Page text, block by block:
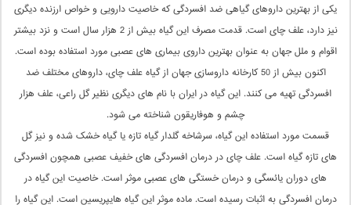
یکی از بهترین داروهای گیاهی ضد افسردگی که خاصیت دارویی و خواص ارزنده دیگری
نیز دارد، علف چای است. قدمت مصرف این گیاه بیش از 2 هزار سال است و نزد بیشتر
اقوام و ملل جهان به عنوان بهترین داروی بیماری های عصبی مورد استفاده بوده است.
اکنون بیش از 50 کارخانه داروسازی جهان از گیاه علف چای، داروهای مختلف ضد
افسردگی تهیه می کنند. این گیاه در ایران با نام های دیگری نظیر گل راعی، علف هزار
چشم و هوفاریقون شناخته می شود.
قسمت مورد استفاده این گیاه، سرشاخه گلدار گیاه تازه یا گیاه خشک شده و نیز گل
های تازه گیاه است. علف چای در درمان افسردگی های خفیف عصبی همچون افسردگی
های دوران یائسگی و درمان خستگی های عصبی موثر است. خاصیت این گیاه در
درمان افسردگی به اثبات رسیده است. ماده موثر این گیاه هایپریسین است. این گیاه را